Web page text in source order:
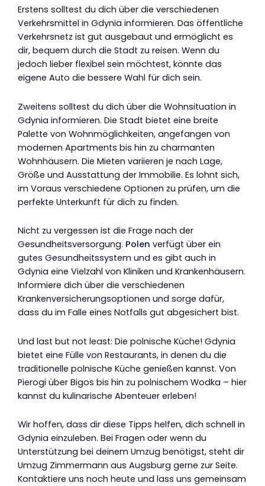
Erstens solltest du dich über die verschiedenen
Verkehrsmittel in Gdynia informieren. Das öffentliche
Verkehrsnetz ist gut ausgebaut und ermöglicht es
dir, bequem durch die Stadt zu reisen. Wenn du
jedoch lieber flexibel sein möchtest, könnte das
eigene Auto die bessere Wahl für dich sein.
Zweitens solltest du dich über die Wohnsituation in
Gdynia informieren. Die Stadt bietet eine breite
Palette von Wohnmöglichkeiten, angefangen von
modernen Apartments bis hin zu charmanten
Wohnhäusern. Die Mieten variieren je nach Lage,
Größe und Ausstattung der Immobilie. Es lohnt sich,
im Voraus verschiedene Optionen zu prüfen, um die
perfekte Unterkunft für dich zu finden.
Nicht zu vergessen ist die Frage nach der
Gesundheitsversorgung. Polen verfügt über ein
gutes Gesundheitssystem und es gibt auch in
Gdynia eine Vielzahl von Kliniken und Krankenhäusern.
Informiere dich über die verschiedenen
Krankenversicherungsoptionen und sorge dafür,
dass du im Falle eines Notfalls gut abgesichert bist.
Und last but not least: Die polnische Küche! Gdynia
bietet eine Fülle von Restaurants, in denen du die
traditionelle polnische Küche genießen kannst. Von
Pierogi über Bigos bis hin zu polnischem Wodka – hier
kannst du kulinarische Abenteuer erleben!
Wir hoffen, dass dir diese Tipps helfen, dich schnell in
Gdynia einzuleben. Bei Fragen oder wenn du
Unterstützung bei deinem Umzug benötigst, steht dir
Umzug Zimmermann aus Augsburg gerne zur Seite.
Kontaktiere uns noch heute und lass uns gemeinsam